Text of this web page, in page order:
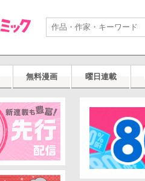
無料漫画 曜日連載